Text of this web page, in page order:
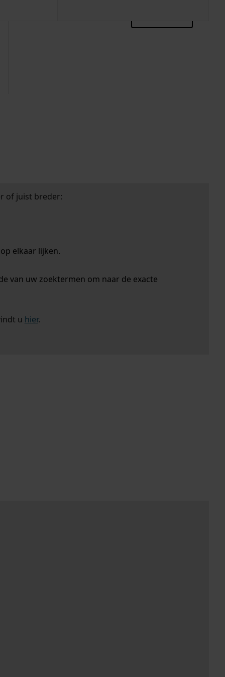
of juist breder:
elkaar lijken.
van uw zoektermen om naar de exacte
u hier.